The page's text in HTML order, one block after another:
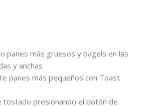
panes más gruesos y bagels en las
y anchas
panes más pequeños con Toast
tostado presionando el botón de